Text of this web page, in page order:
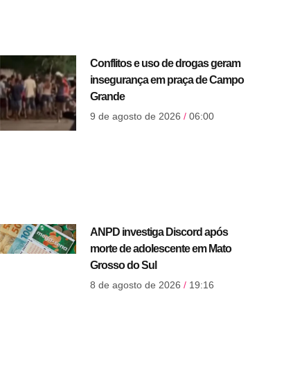
Conflitos e uso de drogas geram
insegurança em praça de Campo
Grande
9 de agosto de 2026 06:00
ANPD investiga Discord após
morte de adolescente em Mato
Grosso do Sul
8 de agosto de 2026 19:16